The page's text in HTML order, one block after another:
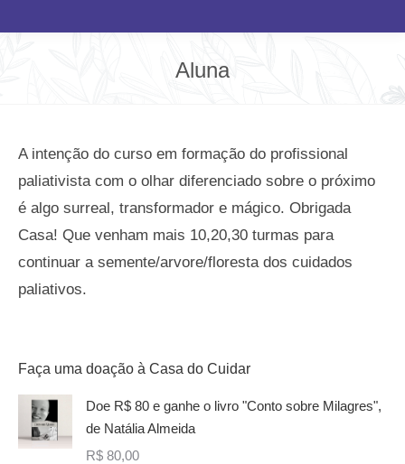
Aluna
A intenção do curso em formação do profissional
paliativista com o olhar diferenciado sobre o próximo
é algo surreal, transformador e mágico. Obrigada
Casa! Que venham mais 10,20,30 turmas para
continuar a semente/arvore/floresta dos cuidados
paliativos.
Faça uma doação à Casa do Cuidar
Doe R$ 80 e ganhe o livro "Conto sobre Milagres",
de Natália Almeida
R$ 80,00